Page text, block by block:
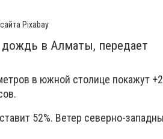
Pixabay
в Алматы, передает
в южной столице покажут
52%. Ветер северно-